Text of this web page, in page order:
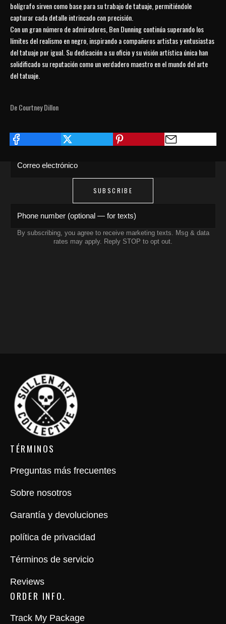
bolígrafo sirven como base para su trabajo de tatuaje, permitiéndole
capturar cada detalle intrincado con precisión.
Con un gran número de admiradores, Ben Dunning continúa superando los
límites del realismo en negro, inspirando a compañeros artistas y entusiastas
del tatuaje por igual. Su dedicación a su oficio y su visión artística única han
solidificado su reputación como un verdadero maestro en el mundo del arte
del tatuaje.
De Courtney Dillon
Save 15% on your first order. Get exclusive
to your inbox and phone.
SUBSCRIBE
By subscribing, you agree to receive marketing texts. Msg & data
rates may apply. Reply STOP to opt out.
TÉRMINOS
Preguntas más frecuentes
Sobre nosotros
Garantía y devoluciones
política de privacidad
Términos de servicio
Reviews
ORDER INFO.
Track My Package